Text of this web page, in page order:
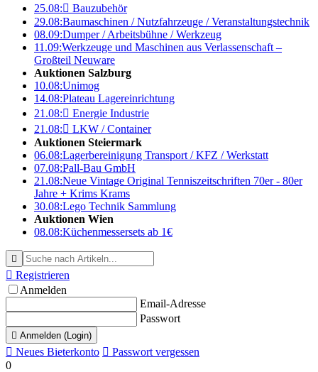
25.08: Bauzubehör
29.08:Baumaschinen / Nutzfahrzeuge / Veranstaltungstechnik
08.09:Dumper / Arbeitsbühne / Werkzeug
11.09:Werkzeuge und Maschinen aus Verlassenschaft –
Großteil Neuware
Auktionen Salzburg
10.08:Unimog
14.08:Plateau Lagereinrichtung
21.08: Energie Industrie
21.08: LKW / Container
Auktionen Steiermark
06.08:Lagerbereinigung Transport / KFZ / Werkstatt
07.08:Pall-Bau GmbH
21.08:Neue Vintage Original Tenniszeitschriften 70er - 80er
Jahre + Krims Krams
30.08:Lego Technik Sammlung
Auktionen Wien
08.08:Küchenmessersets ab 1€

 Registrieren
Anmelden
Email-Adresse
Passwort
 Anmelden (Login)
 Neues Bieterkonto  Passwort vergessen
0